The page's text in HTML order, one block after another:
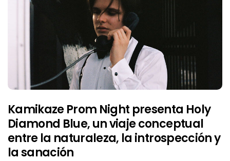
Kamikaze Prom Night presenta Holy
Diamond Blue, un viaje conceptual
entre la naturaleza, la introspección y
la sanación